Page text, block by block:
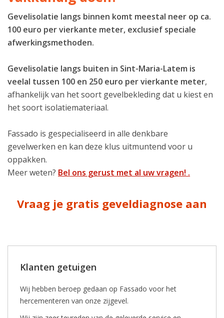
Gevelisolatie langs binnen komt meestal neer op ca.
100 euro per vierkante meter, exclusief speciale
afwerkingsmethoden.
Gevelisolatie langs buiten in Sint-Maria-Latem is
veelal tussen 100 en 250 euro per vierkante meter,
afhankelijk van het soort gevelbekleding dat u kiest en
het soort isolatiemateriaal.
Fassado is gespecialiseerd in alle denkbare
gevelwerken en kan deze klus uitmuntend voor u
oppakken.
Meer weten? Bel ons gerust met al uw vragen! .
Vraag je gratis geveldiagnose aan
Klanten getuigen
Wij hebben beroep gedaan op Fassado voor het
hercementeren van onze zijgevel.